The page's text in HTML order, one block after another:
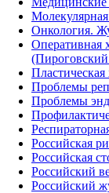
Онкология.
Оперативная
Проблемы
Проблемы
Российская
Российская
Российский
Российский